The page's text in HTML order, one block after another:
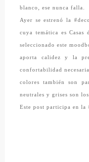
blanco, ese nunca falla.
Ayer se estrenó la
cuya temática es Casas
seleccionado este
aporta calidez y la
confortabilidad
colores también son
neutrales y grises son
Este post participa en la